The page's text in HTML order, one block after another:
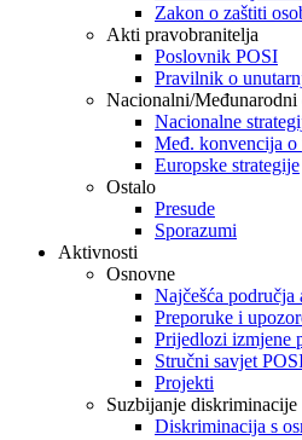
Zakon o zaštiti
Akti pravobranitelja
Poslovnik POSI
Pravilnik o
Nacionalni/Međunarodni
Nacionalne
Međ. konvencija o
Europske strategije
Ostalo
Presude
Sporazumi
Aktivnosti
Osnovne
Najčešća područja
Preporuke i
Prijedlozi izmjene
Stručni savjet
Projekti
Suzbijanje diskriminacije
Diskriminacija s